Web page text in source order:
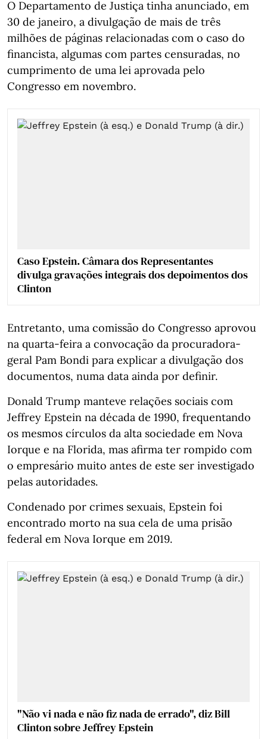
O Departamento de Justiça tinha anunciado, em
30 de janeiro, a divulgação de mais de três
milhões de páginas relacionadas com o caso do
financista, algumas com partes censuradas, no
cumprimento de uma lei aprovada pelo
Congresso em novembro.
Caso Epstein. Câmara dos Representantes
divulga gravações integrais dos depoimentos dos
Clinton
Entretanto, uma comissão do Congresso aprovou
na quarta-feira a convocação da procuradora-
geral Pam Bondi para explicar a divulgação dos
documentos, numa data ainda por definir.
Donald Trump manteve relações sociais com
Jeffrey Epstein na década de 1990, frequentando
os mesmos círculos da alta sociedade em Nova
Iorque e na Florida, mas afirma ter rompido com
o empresário muito antes de este ser investigado
pelas autoridades.
Condenado por crimes sexuais, Epstein foi
encontrado morto na sua cela de uma prisão
federal em Nova Iorque em 2019.
"Não vi nada e não fiz nada de errado", diz Bill
Clinton sobre Jeffrey Epstein